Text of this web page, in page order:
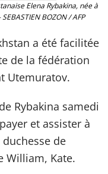
Elena Rybakina, née à
BOZON / AFP
a été facilitée
de la fédération
Utemuratov.
Rybakina samedi
et assister à
de
William, Kate.